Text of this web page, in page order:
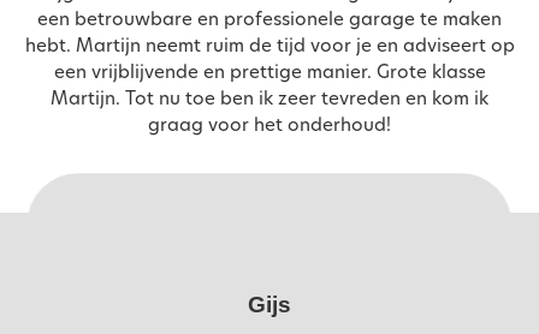
een betrouwbare en professionele garage te maken
hebt. Martijn neemt ruim de tijd voor je en adviseert op
een vrijblijvende en prettige manier. Grote klasse
Martijn. Tot nu toe ben ik zeer tevreden en kom ik
graag voor het onderhoud!
Gijs